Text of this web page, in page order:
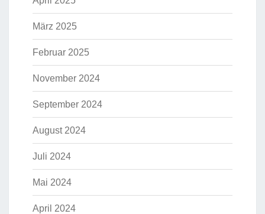
März 2025
Februar 2025
November 2024
September 2024
August 2024
Juli 2024
Mai 2024
April 2024